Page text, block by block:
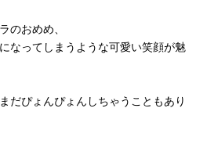
のおめめ、
なってしまうような可愛い笑顔が魅
だぴょんぴょんしちゃうこともあり